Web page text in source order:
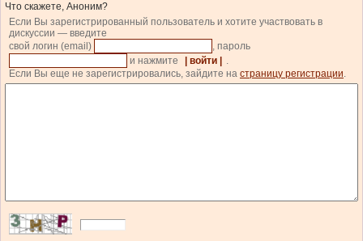
Что скажете, Аноним?
Если Вы зарегистрированный пользователь и хотите участвовать в
дискуссии — введите
свой логин (email)
, пароль
и нажмите
| войти |
.
Если Вы еще не зарегистрировались, зайдите на страницу регистрации.